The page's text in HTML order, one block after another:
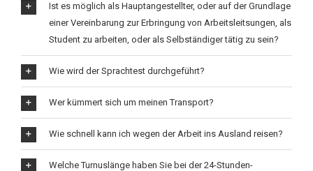
Ist es möglich als Hauptangestellter, oder auf der Grundlage
einer Vereinbarung zur Erbringung von Arbeitsleitsungen, als
Student zu arbeiten, oder als Selbständiger tätig zu sein?
Wie wird der Sprachtest durchgeführt?
Wer kümmert sich um meinen Transport?
Wie schnell kann ich wegen der Arbeit ins Ausland reisen?
Welche Turnuslänge haben Sie bei der 24-Stunden-